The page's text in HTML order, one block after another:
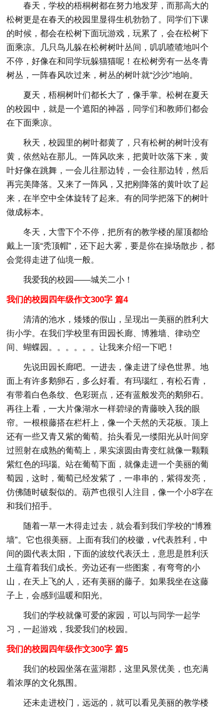
春天，学校的梧桐树都在努力地发芽，而那高大的
松树更是在春天的校园里显得生机勃勃了。同学们下课
的时候，都会在松树下面玩游戏，玩累了，会在松树下
面乘凉。几只鸟儿躲在松树树叶丛间，叽叽喳喳地叫个
不停，好像在和同学玩躲猫猫呢！在松树旁有一丛冬青
树丛，一阵春风吹过来，树丛的树叶就“沙沙”地响。
夏天，梧桐树叶们都长大了，像手掌。松树在夏天
的校园中，就是一个遮阳的神器，同学们和教师们都会
在下面乘凉。
秋天，校园里的树叶都黄了，只有松树的树叶没有
黄，依然站在那儿。一阵风吹来，把黄叶吹落下来，黄
叶好像在跳舞，一会儿往那边转，一会往那边转，然后
再完美降落。又来了一阵风，又把刚降落的黄叶吹了起
来，在半空中全体旋转了起来。有的同学把落下的树叶
做成标本。
冬天，大雪下个不停，把所有的教学楼的屋顶都给
戴上一顶“秃顶帽”，还下起大雾，要是你在操场散步，都
会觉得走进了仙境一般。
我爱我的校园——城关二小！
我们的校园四年级作文300字 篇4
清清的池水，矮矮的假山，呈现出一美丽的胜利大
街小学。在我们学校里有田园长廊、博雅墙、律动空
间、蝴蝶园。。。。。。让我来介绍一下吧！
先说田园长廊吧。一进去，像走进了绿色世界。地
面上有许多鹅卵石，多么好看。有玛瑙红，有松石青，
有带着白色条纹、色彩斑点，还有蓝般发亮的鹅卵石。
再往上看，一大片像湖水一样碧绿的青藤映入我的眼
帘。一根根藤搭在栏杆上，像一个天然的天花板。顶上
还有一些又青又紫的葡萄。抬头看见一缕阳光从叶间穿
过照射在成熟的葡萄上，果实滚圆由青变红就像一颗颗
紫红色的玛瑙。站在葡萄下面，就像走进一个美丽的葡
萄园，这时，葡萄已经发紫了，一串串的，紫得发亮，
仿佛随时破裂似的。葫芦也很引人注目，像一个小8字在
和我们招手。
随着一草一木得走过去，就会看到我们学校的“博雅
墙”。它也很美丽。上面有我们的校徽，v代表胜利，中
间的圆代表太阳，下面的波纹代表沃土，意思是胜利沃
土蕴育着我们成长。旁边还有一些图案，有弯弯的小
山，在天上飞的人，还有美丽的藤子。如果我坐在这藤
子上，会感到温暖和阳光。
我们的学校就像可爱的家园，可以与同学一起学
习，一起游戏，我爱我们的校园。
我们的校园四年级作文300字 篇5
我们的校园坐落在蓝湖郡，这里风景优美，也充满
着浓厚的文化氛围。
还未走进校门，远远的，就可以看见美丽的教学楼